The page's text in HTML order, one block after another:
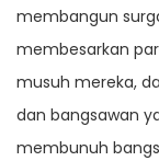
membangun
membesarkan
musuh mereka,
dan bangsawan
membunuh